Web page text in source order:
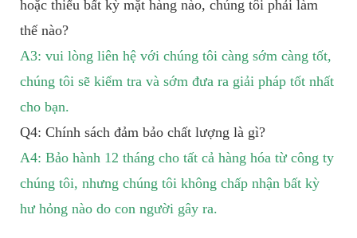
hoặc thiếu bất kỳ mặt hàng nào, chúng tôi phải làm
thế nào?
A3: vui lòng liên hệ với chúng tôi càng sớm càng tốt,
chúng tôi sẽ kiểm tra và sớm đưa ra giải pháp tốt nhất
cho bạn.
Q4: Chính sách đảm bảo chất lượng là gì?
A4: Bảo hành 12 tháng cho tất cả hàng hóa từ công ty
chúng tôi, nhưng chúng tôi không chấp nhận bất kỳ
hư hỏng nào do con người gây ra.